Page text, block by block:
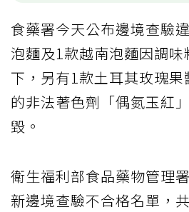
食藥署今天公布邊境查驗
泡麵及1款越南泡麵因調
下，另有1款土耳其玫瑰
的非法著色劑「偶氮玉紅
毀。
衛生福利部食品藥物管理
新邊境查驗不合格名單，